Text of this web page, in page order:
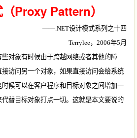
（Proxy Pattern）
——.NET设计模式系列之十四
Terrylee， 2006年5月
对象有时候由于跨越网络或者其他的障
访问另一个对象，如果直接访问会给系统
候可以在客户程序和目标对象之间增加一
替目标对象打点一切。这就是本文要说的